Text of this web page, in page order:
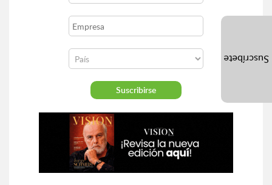
Suscríbete